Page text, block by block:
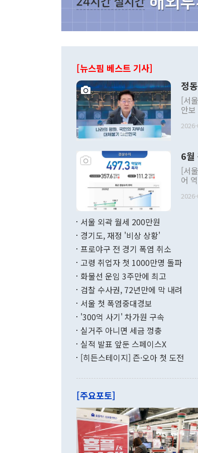
[뉴스핌 베스트 기사]
정
[서
안
발언
주
관
관
관
다. [정동영 통일부 장관이 지난달 23일 오후 서울 종로구 정부서울청사에
무너
함께
"우
관
이 9
며 "
은 "
잘
않
6월
[서
어
료=한국은행] 한국은행
며
수
기록
로
는
였
인
각
국
감
서울 외곽 월세 200만원
경기도, 재정 '비상 상황'
프로야구 전 경기 폭염 취소
고령 취업자 첫 1000만명 돌파
화물선 운임 3주만에 최고
검찰 수사권, 72년만에 막 내려
서울 첫 폭염중대경보
'300억 사기' 차가원 구속
실거주 아니면 세금 껑충
실적 발표 앞둔 스페이스X
[히든스테이지] 즌·오아 첫 도전
[주요포토]